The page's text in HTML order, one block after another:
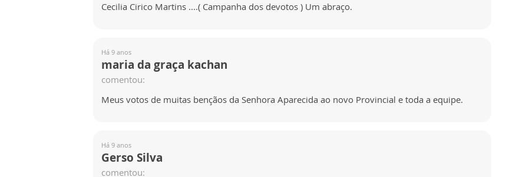
Cecilia Cirico Martins ....( Campanha dos devotos ) Um abraço.
Há 9 anos
maria da graça kachan
comentou:
Meus votos de muitas bençãos da Senhora Aparecida ao novo Provincial e toda a equipe.
Há 9 anos
Gerso Silva
comentou: